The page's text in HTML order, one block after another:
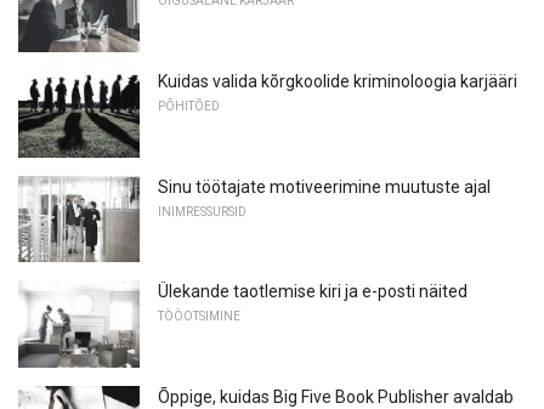
Kuidas valida kõrgkoolide kriminoloogia karjääri
PÕHITÕED
Sinu töötajate motiveerimine muutuste ajal
INIMRESSURSID
Ülekande taotlemise kiri ja e-posti näited
TÖÖOTSIMINE
Õppige, kuidas Big Five Book Publisher avaldab